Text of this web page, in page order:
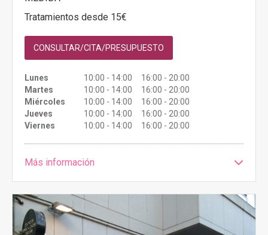
Tratamientos desde 15€
CONSULTAR/CITA/PRESUPUESTO
Lunes
10:00 - 14:00 16:00 - 20:00
Martes
10:00 - 14:00 16:00 - 20:00
Miércoles
10:00 - 14:00 16:00 - 20:00
Jueves
10:00 - 14:00 16:00 - 20:00
Viernes
10:00 - 14:00 16:00 - 20:00
Más información